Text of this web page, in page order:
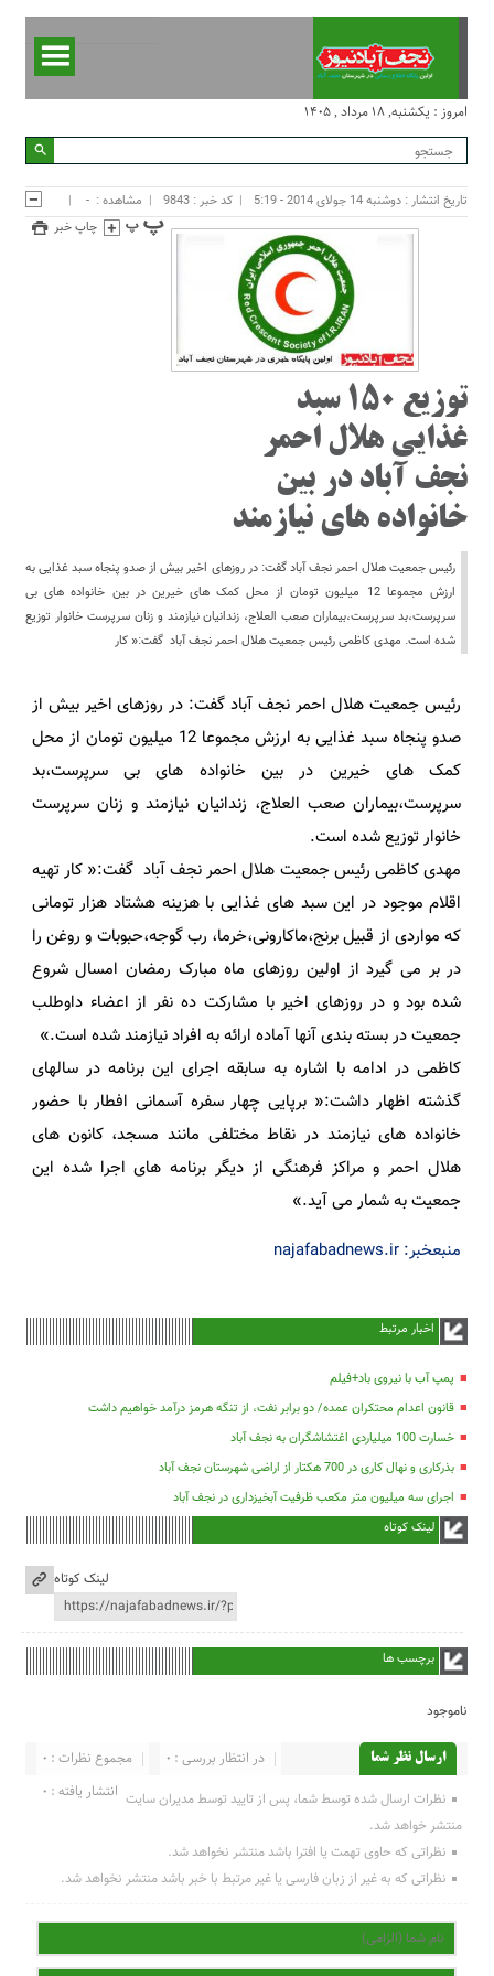
امروز : یکشنبه, ۱۸ مرداد , ۱۴۰۵
تاریخ انتشار : دوشنبه 14 جولای 2014 - 5:19 کد خبر : 9843 مشاهده : -
چاپ خبر
توزیع 150 سبد
غذایی هلال احمر
نجف آباد در بین
خانواده های نیازمند
رئیس جمعیت هلال احمر نجف آباد گفت: در روزهای اخیر بیش از صدو پنجاه سبد غذایی به
ارزش مجموعا 12 میلیون تومان از محل کمک های خیرین در بین خانواده های بی
سرپرست،بد سرپرست،بیماران صعب العلاج، زندانیان نیازمند و زنان سرپرست خانوار توزیع
شده است. مهدی کاظمی رئیس جمعیت هلال احمر نجف آباد گفت:« کار
رئیس جمعیت هلال احمر نجف آباد گفت: در روزهای اخیر بیش از
صدو پنجاه سبد غذایی به ارزش مجموعا 12 میلیون تومان از محل
کمک های خیرین در بین خانواده های بی سرپرست،بد
سرپرست،بیماران صعب العلاج، زندانیان نیازمند و زنان سرپرست
خانوار توزیع شده است.
مهدی کاظمی رئیس جمعیت هلال احمر نجف آباد گفت:« کار تهیه
اقلام موجود در این سبد های غذایی با هزینه هشتاد هزار تومانی
که مواردی از قبیل برنج،ماکارونی،خرما، رب گوجه،حبوبات و روغن را
در بر می گیرد از اولین روزهای ماه مبارک رمضان امسال شروع
شده بود و در روزهای اخیر با مشارکت ده نفر از اعضاء داوطلب
جمعیت در بسته بندی آنها آماده ارائه به افراد نیازمند شده است.»
کاظمی در ادامه با اشاره به سابقه اجرای این برنامه در سالهای
گذشته اظهار داشت:« برپایی چهار سفره آسمانی افطار با حضور
خانواده های نیازمند در نقاط مختلفی مانند مسجد، کانون های
هلال احمر و مراکز فرهنگی از دیگر برنامه های اجرا شده این
جمعیت به شمار می آید.»
منبعخبر: najafabadnews.ir
اخبار مرتبط
پمپ آب با نیروی باد+فیلم
قانون اعدام محتکران عمده/ دو برابر نفت، از تنگه هرمز درآمد خواهیم داشت
خسارت 100 میلیاردی اغتشاشگران به نجف آباد
بذرکاری و نهال کاری در 700 هکتار از اراضی شهرستان نجف آباد
اجرای سه میلیون متر مکعب ظرفیت آبخیزداری در نجف آباد
لینک کوتاه
لینک کوتاه
برچسب ها
ناموجود
ارسال نظر شما مجموع نظرات : 0
در انتظار بررسی : 0
انتشار یافته : 0 نظرات ارسال شده توسط شما، پس از تایید توسط مدیران سایت
منتشر خواهد شد.
نظراتی که حاوی تهمت یا افترا باشد منتشر نخواهد شد.
نظراتی که به غیر از زبان فارسی یا غیر مرتبط با خبر باشد منتشر نخواهد شد.